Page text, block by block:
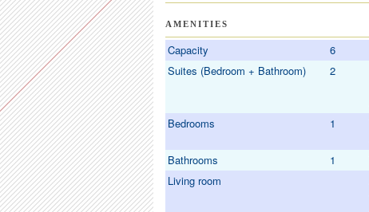
AMENITIES
Capacity 6
Suites (Bedroom + Bathroom)
2
Bedrooms
1
Bathrooms
1
Living room